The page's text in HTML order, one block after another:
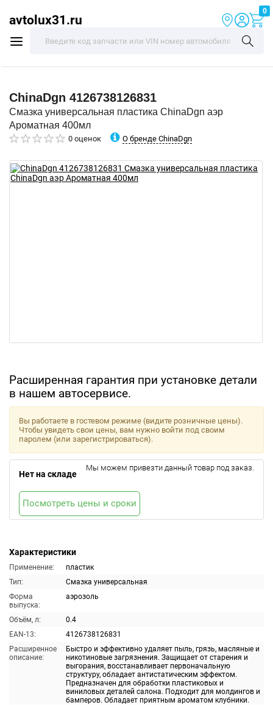
avtolux31.ru
0
ChinaDgn 4126738126831
Смазка универсальная пластика ChinaDgn аэр
Ароматная 400мл
0 оценок О бренде ChinaDgn
Расширенная гарантия при установке детали
в нашем автосервисе.
Характеристики
Применение:
пластик
Тип:
Смазка универсальная
Форма
выпуска:
аэрозоль
Объём, л:
0.4
EAN-13:
4126738126831
Расширенное
описание:
Быстро и эффективно удаляет пыль, грязь, масляные и
никотиновые загрязнения. Защищает от старения и
выгорания, восстанавливает первоначальную
структуру, обладает антистатическим эффектом.
Предназначен для обработки пластиковых и
виниловых деталей салона. Подходит для молдингов и
бамперов. Обладает приятным ароматом клубники.
Вы работаете в гостевом режиме (видите розничные цены).
Чтобы увидеть свои цены, вам нужно войти под своим
паролем (или зарегистрироваться).
Нет на складе
Мы можем привезти данный товар под заказ.
Посмотреть цены и сроки